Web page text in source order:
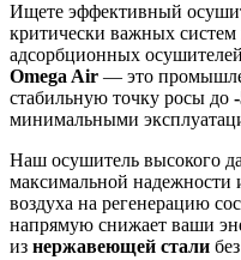
Ищете эффективный
критически важных
адсорбционных
Omega Air — это
стабильную точку росы до
минимальными
Наш осушитель высокого
максимальной надежности
воздуха на регенерацию
напрямую снижает ваши
из нержавеющей стали